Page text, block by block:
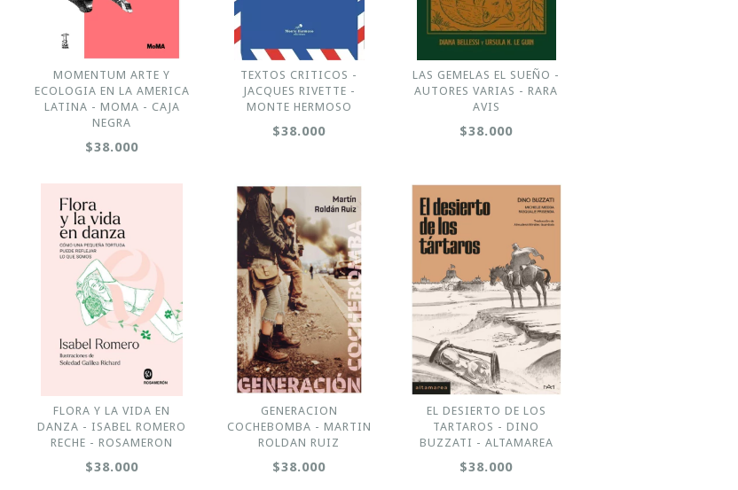
MOMENTUM ARTE Y
ECOLOGIA EN LA AMERICA
LATINA - MOMA - CAJA
NEGRA
$38.000
TEXTOS CRITICOS -
JACQUES RIVETTE -
MONTE HERMOSO
$38.000
LAS GEMELAS EL SUEÑO -
AUTORES VARIAS - RARA
AVIS
$38.000
FLORA Y LA VIDA EN
DANZA - ISABEL ROMERO
RECHE - ROSAMERON
$38.000
GENERACION
COCHEBOMBA - MARTIN
ROLDAN RUIZ
$38.000
EL DESIERTO DE LOS
TARTAROS - DINO
BUZZATI - ALTAMAREA
$38.000